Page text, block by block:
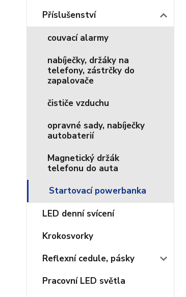
Příslušenství
couvací alarmy
nabíječky, držáky na
telefony, zástrčky do
zapalovače
čističe vzduchu
opravné sady, nabíječky
autobaterií
Magnetický držák
telefonu do auta
Startovací powerbanka
LED denní svícení
Krokosvorky
Reflexní cedule, pásky
Pracovní LED světla